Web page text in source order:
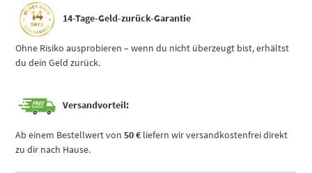
14-Tage-Geld-zurück-Garantie
Ohne Risiko ausprobieren – wenn du nicht überzeugt bist, erhältst
du dein Geld zurück.
Versandvorteil:
Ab einem Bestellwert von50 € liefern wir versandkostenfrei direkt
zu dir nach Hause.